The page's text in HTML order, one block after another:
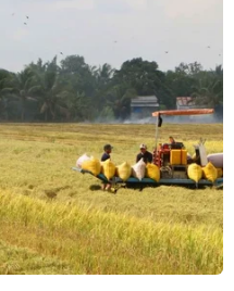
trường làm học
Trường Tiểu học Nguyễn
huyện Hưng
thương ở chân do